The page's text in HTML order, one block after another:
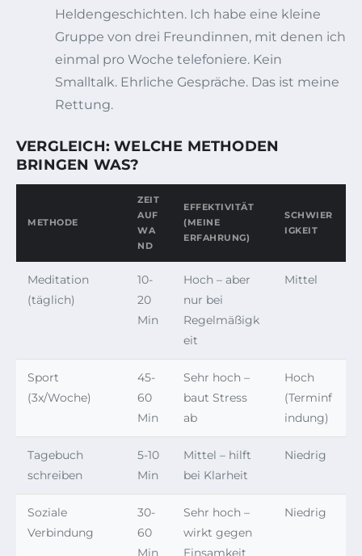
Heldengeschichten. Ich habe eine kleine
Gruppe von drei Freundinnen, mit denen ich
einmal pro Woche telefoniere. Kein
Smalltalk. Ehrliche Gespräche. Das ist meine
Rettung.
VERGLEICH: WELCHE METHODEN
BRINGEN WAS?
METHODE
ZEIT
AUF
WA
ND
EFFEKTIVITÄT
(MEINE
ERFAHRUNG)
SCHWIER
IGKEIT
Meditation
(täglich)
10-
20
Min
Hoch – aber
nur bei
Regelmäßigk
eit
Mittel
Sport
(3x/Woche)
45-
60
Min
Sehr hoch –
baut Stress
ab
Hoch
(Terminf
indung)
Tagebuch
schreiben
5-10
Min
Mittel – hilft
bei Klarheit
Niedrig
Soziale
Verbindung
30-
60
Min
Sehr hoch –
wirkt gegen
Einsamkeit
Niedrig